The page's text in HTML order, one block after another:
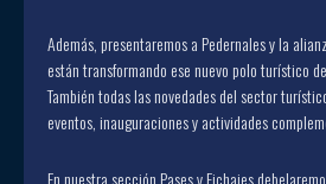
Además, presentaremos a Pedernales y la
están transformando ese nuevo polo turístico
También todas las novedades del sector
eventos, inauguraciones y actividades
En nuestra sección Pases y Fichajes